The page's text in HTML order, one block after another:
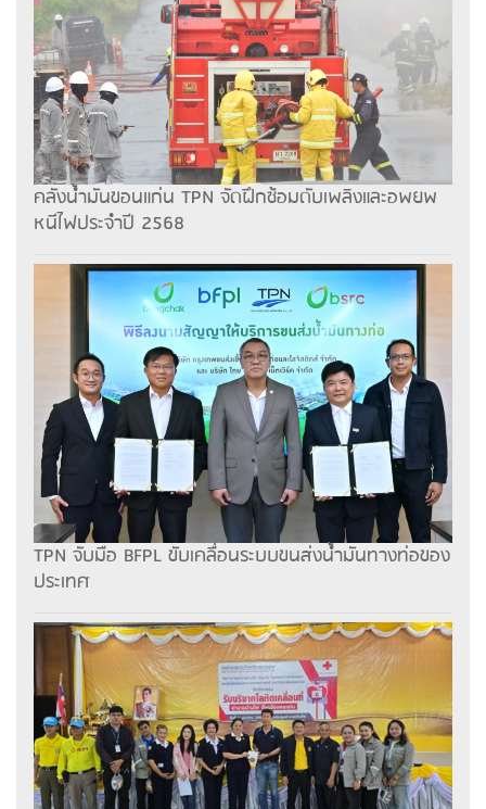
คลังน้ำมันขอนแก่น TPN จัดฝึกซ้อมดับเพลิงและอพยพ
หนีไฟประจำปี 2568
TPN จับมือ BFPL ขับเคลื่อนระบบขนส่งน้ำมันทางท่อของ
ประเทศ